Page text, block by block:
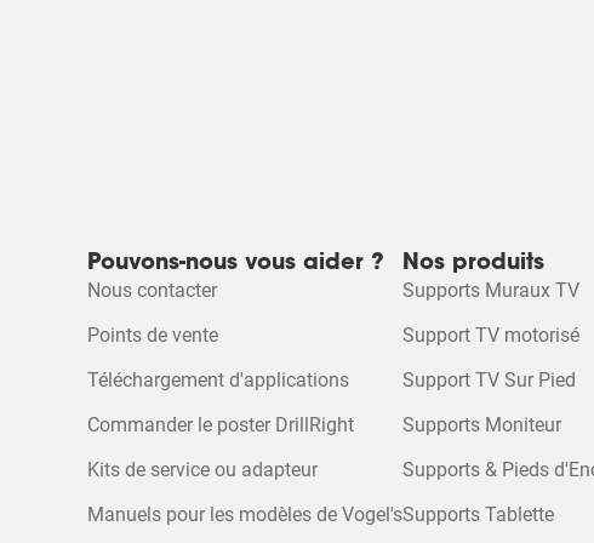
Pouvons-nous vous aider ?
Nous contacter
Points de vente
Téléchargement d'applications
Commander le poster DrillRight
Kits de service ou adapteur
Manuels pour les modèles de Vogel's
Nos produits
Supports Muraux TV
Support TV motorisé
Support TV Sur Pied
Supports Moniteur
Supports & Pieds
Supports Tablette